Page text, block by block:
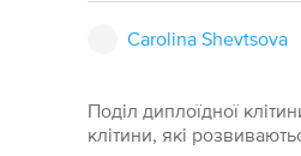
Carolina Shevtsova
Поділ диплоїдної
клітини, які